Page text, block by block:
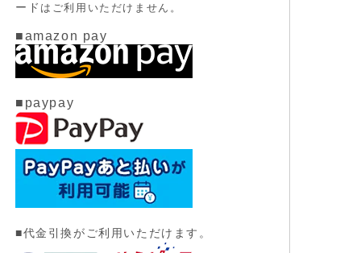
ード はご利用いただけません。
■amazon pay
■paypay
■代金引換がご利用いただけます。